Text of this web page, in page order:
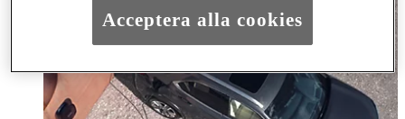
Acceptera alla cookies